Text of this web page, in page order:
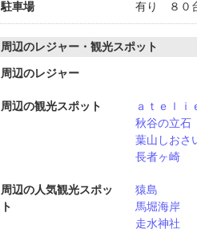
駐車場 有り ８０
周辺のレジャー・観光スポット
周辺のレジャー
周辺の観光スポット ａｔｅｌ
秋谷の立石
葉山しおさ
長者ヶ崎
周辺の人気観光スポッ
ト
猿島
馬堀海岸
走水神社